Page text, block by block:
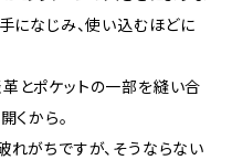
になじみ、使い込むほどに
とポケットの一部を縫い合
くから。
れがちですが、そうならない